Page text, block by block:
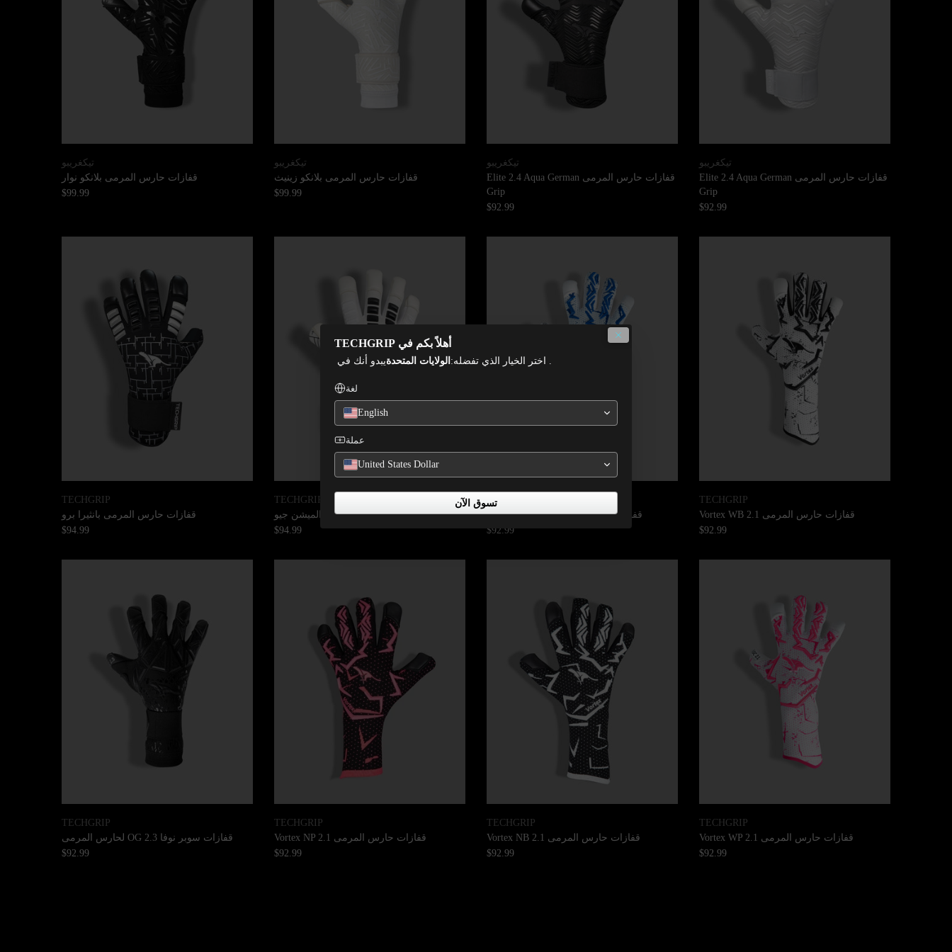
تيكغريبو
قفازات حارس المرمى بلانكو نوار
$99.99
تيكغريبو
قفازات حارس المرمى بلانكو زينيث
$99.99
تيكغريبو
قفازات حارس المرمى Elite 2.4 Aqua German
Grip
$92.99
تيكغريبو
قفازات حارس المرمى Elite 2.4 Aqua German
Grip
$92.99
TECHGRIP
قفازات حارس المرمى بانثيرا برو
$94.99
TECHGRIP
قفازات حارس المرمى دالميشن جيو
$94.99
TECHGRIP
قفازات حارس المرمى Vortex WE 2.1
$92.99
TECHGRIP
قفازات حارس المرمى Vortex WB 2.1
$92.99
TECHGRIP
قفازات سوبر نوفا OG 2.3 لحارس المرمى
$92.99
TECHGRIP
قفازات حارس المرمى Vortex NP 2.1
$92.99
TECHGRIP
قفازات حارس المرمى Vortex NB 2.1
$92.99
TECHGRIP
قفازات حارس المرمى Vortex WP 2.1
$92.99
أهلاً بكم في TECHGRIP
يبدو أنك فيالولايات المتحدة . اختر الخيار الذي تفضله:
لغة
English
عملة
United States Dollar
تسوق الآن